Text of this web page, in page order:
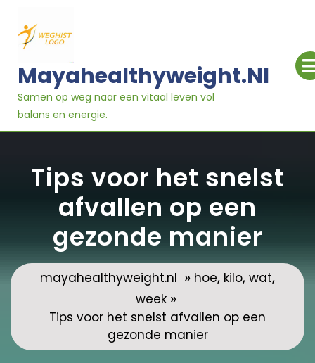
naar
inhoud
Mayahealthyweight.nl
Samen op weg naar een vitaal leven vol
balans en energie.
Tips voor het snelst
afvallen op een
gezonde manier
mayahealthyweight.nl » hoe, kilo, wat,
week»
Tips voor het snelst afvallen op een
gezonde manier